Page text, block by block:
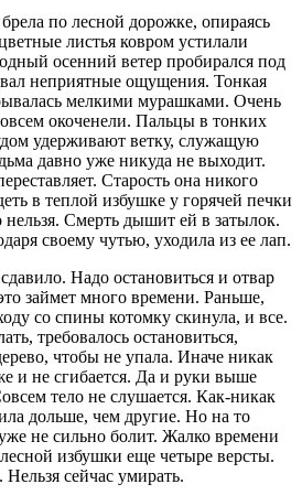
по лесной дорожке, опираясь
листья ковром устилали
осенний ветер пробирался под
неприятные ощущения. Тонкая
мелкими мурашками. Очень
окоченели. Пальцы в тонких
удерживают ветку, служащую
давно уже никуда не выходит.
Старость она никого
в теплой избушке у горячей печки
Смерть дышит ей в затылок.
своему чутью, уходила из ее лап.
Надо остановиться и отвар
займет много времени. Раньше,
со спины котомку скинула, и все.
требовалось остановиться,
чтобы не упала. Иначе никак
и не сгибается. Да и руки выше
тело не слушается. Как-никак
дольше, чем другие. Но на то
не сильно болит. Жалко времени
избушки еще четыре версты.
сейчас умирать.